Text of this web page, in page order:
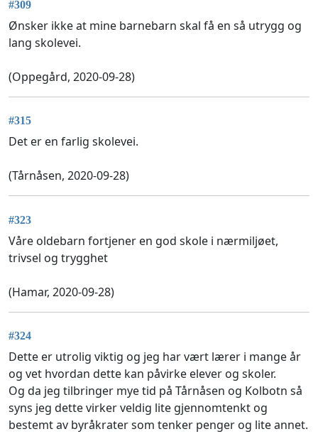
#309
Ønsker ikke at mine barnebarn skal få en så utrygg og
lang skolevei.
(Oppegård, 2020-09-28)
#315
Det er en farlig skolevei.
(Tårnåsen, 2020-09-28)
#323
Våre oldebarn fortjener en god skole i nærmiljøet,
trivsel og trygghet
(Hamar, 2020-09-28)
#324
Dette er utrolig viktig og jeg har vært lærer i mange år
og vet hvordan dette kan påvirke elever og skoler.
Og da jeg tilbringer mye tid på Tårnåsen og Kolbotn så
syns jeg dette virker veldig lite gjennomtenkt og
bestemt av byråkrater som tenker penger og lite annet.